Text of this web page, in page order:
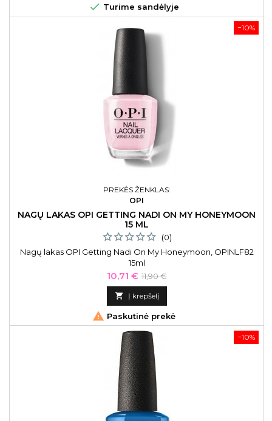
 Turime sandėlyje
−10%
PREKĖS ŽENKLAS:
OPI
NAGŲ LAKAS OPI GETTING NADI ON MY HONEYMOON
15 ML
(0)
Nagų lakas OPI Getting Nadi On My Honeymoon, OPINLF82
15ml
Kaina
10,71 € Bazinė
kaina
11,90 €
 Į krepšelį
 Paskutinė prekė
−10%